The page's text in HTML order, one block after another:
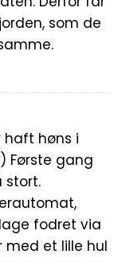
som de
haft høns i
Første gang
stort.
fodret via
et lille hul